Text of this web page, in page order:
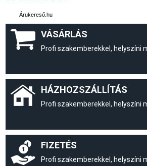
Árukereső.hu
VÁSÁRLÁS
Profi szakemberekkel, helyszíni
HÁZHOZSZÁLLÍTÁS
Profi szakemberekkel, helyszíni
FIZETÉS
Profi szakemberekkel, helyszíni